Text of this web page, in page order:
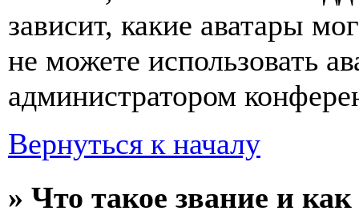
зависит, какие аватары
не можете использовать
администратором
Вернуться к началу
» Что такое звание и